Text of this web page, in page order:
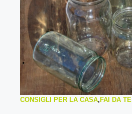
CONSIGLI PER LA CASA, FAI DA